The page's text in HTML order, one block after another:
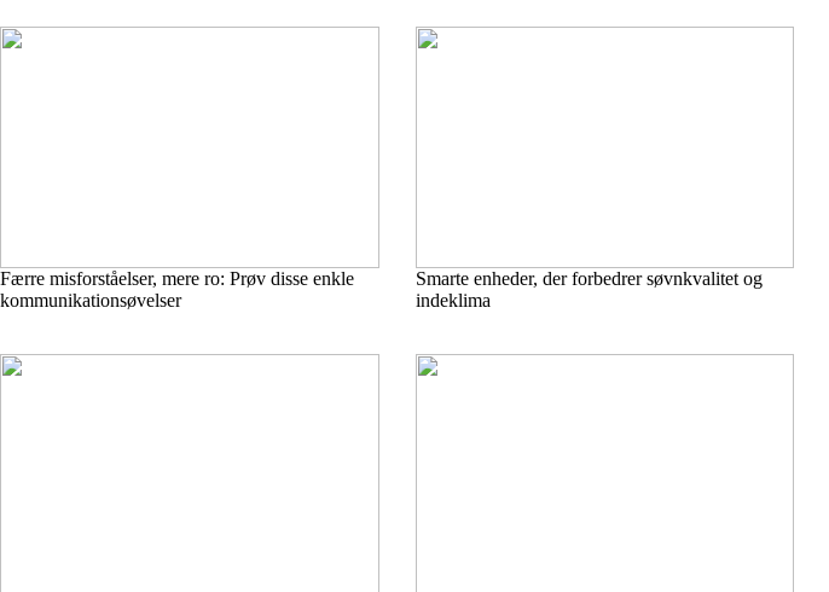
Færre misforståelser, mere ro: Prøv disse enkle
kommunikationsøvelser
Smarte enheder, der forbedrer søvnkvalitet og
indeklima